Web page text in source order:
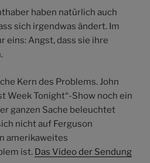
haben natürlich auch
sich irgendwas ändert. Im
eins: Angst, dass sie ihre
Kern des Problems. John
Week Tonight“-Show noch ein
ganzen Sache beleuchtet
nicht auf Ferguson
amerikaweites
ist. Das Video der Sendung